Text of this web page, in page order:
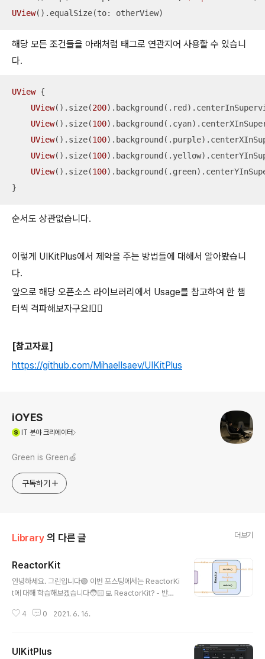
UView().equalSize(to: otherView)
해당 모든 조건들을 아래처럼 태그로 연관지어 사용할 수 있습니
다.
UView {
UView().size(200
UView().size(100
UView().size(100
UView().size(100
UView().size(100
}
순서도 상관없습니다.
이렇게 UIKitPlus에서 제약을 주는 방법들에 대해서 알아봤습니
다.
앞으로 해당 오픈소스 라이브러리에서 Usage를 참고하여 한 챕
터씩 격파해보자구요!👍🏻
[참고자료]
https://github.com/MihaelIsaev/UIKitPlus
iOYES
IT 분야 크리에이터
Green is Green🍏
구독하기
Library 의 다른 글 더보기
ReactorKit
안녕하세요. 그린입니다🟢 이번 포스팅에서는 ReactorKi
t에 대해 학습해보겠습니다🧑🏻‍💻 ReactorKit? - 반응
리 - Flux와 Reactive Programming의 조합으로 이루
actor는 State만 내보낼 수 있음 ReactorKit 사용을 위
4 0 2021. 6. 16.
UIKitPlus